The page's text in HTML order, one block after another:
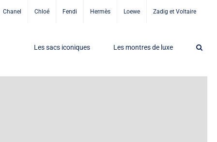
Chanel Chloé Fendi Hermès Loewe Zadig et Voltaire
Les sacs iconiques Les montres de luxe